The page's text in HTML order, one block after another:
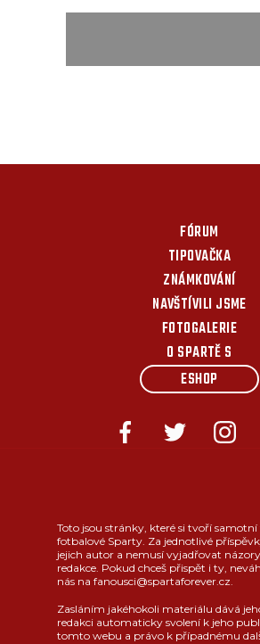
FÓRUM
TIPOVAČKA
ZNÁMKOVÁNÍ
NAVŠTÍVILI JSME
FOTOGALERIE
O SPARTĚ S
ESHOP
Toto jsou stránky, které si tvoří samotní
fotbalové Sparty. Za jednotlivé
jejich autor a nemusí vyjadřovat
redakce. Pokud chceš přispět i ty,
nás na fanousci@spartaforever.cz.
Zasláním jakéhokoli materiálu dává
redakci automaticky svolení k jeho
tomto webu a právo k případnému